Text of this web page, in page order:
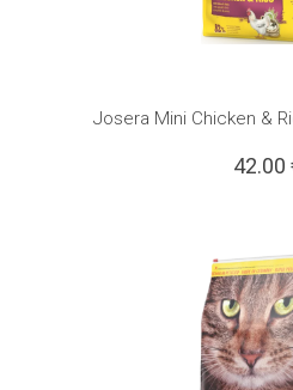
Josera Mini Chicken &
42.00